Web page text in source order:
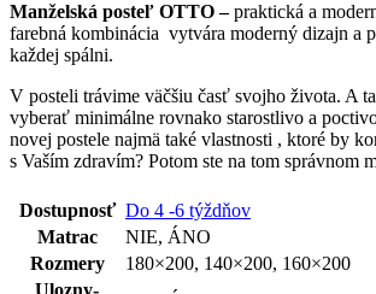
464,00 €
through
Manželská posteľ OTTO –praktická a
farebná kombinácia vytvára moderný dizajn a
každej spálni.
V posteli trávime väčšiu časť svojho života. A
vyberať minimálne rovnako starostlivo a
novej postele najmä také vlastnosti , ktoré by
s Vaším zdravím? Potom ste na tom správnom
Dostupnosť Do 4 -6 týždňov
Matrac
NIE, ÁNO
Rozmery
180×200, 140×200, 160×200